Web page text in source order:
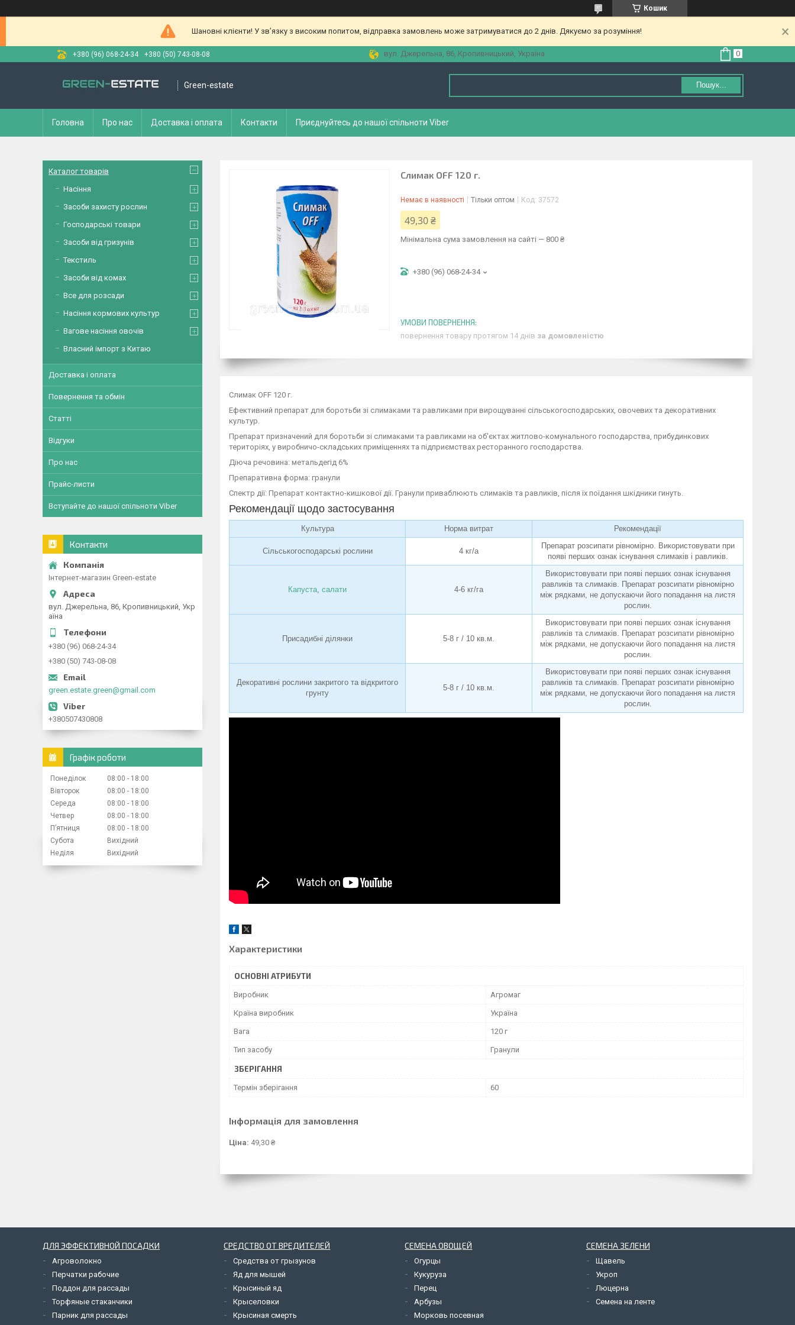
Кошик
Шановні клієнти! У зв’язку з високим попитом, відправка замовлень може затримуватися до 2 днів. Дякуємо за розуміння!
+380 (96) 068-24-34 +380 (50) 743-08-08 вул. Джерельна, 86, Кропивницький, Україна
Green-estate Пошук...
Головна Про нас Доставка і оплата Контакти Приєднуйтесь до нашої спільноти Viber
Слимак OFF 120 г.
Немає в наявності Тільки оптом Код: 37572
49,30 ₴
Мінімальна сума замовлення на сайті — 800 ₴
+380 (96) 068-24-34
повернення товару протягом 14 днів за домовленістю
Слимак OFF 120 г.
Ефективний препарат для боротьби зі слимаками та равликами при вирощуванні сільськогосподарських, овочевих та декоративних
культур.
Препарат призначений для боротьби зі слимаками та равликами на об'єктах житлово-комунального господарства, прибудинкових
територіях, у виробничо-складських приміщеннях та підприємствах ресторанного господарства.
Діюча речовина: метальдегід 6%
Препаративна форма: гранули
Спектр дії: Препарат контактно-кишкової дії. Гранули приваблюють слимаків та равликів, після їх поїдання шкідники гинуть.
Рекомендації щодо застосування
Культура Норма витрат Рекомендації
Сільськогосподарські рослини 4 кг/а
Препарат розсипати рівномірно. Використовувати при
появі перших ознак існування слимаків і равликів.
Капуста салати 4-6 кг/га
Використовувати при появі перших ознак існування
равликів та слимаків. Препарат розсипати рівномірно
між рядками, не допускаючи його попадання на листя
рослин.
Присадибні ділянки 5-8 г / 10 кв.м.
Використовувати при появі перших ознак існування
равликів та слимаків. Препарат розсипати рівномірно
між рядками, не допускаючи його попадання на листя
рослин.
Декоративні рослини закритого та відкритого
грунту
5-8 г / 10 кв.м.
Використовувати при появі перших ознак існування
равликів та слимаків. Препарат розсипати рівномірно
між рядками, не допускаючи його попадання на листя
рослин.
Характеристики
ОСНОВНІ АТРИБУТИ
Виробник Агромаг
Країна виробник Україна
Вага 120 г
Тип засобу Гранули
ЗБЕРІГАННЯ
Термін зберігання 60
Інформація для замовлення
Ціна: 49,30 ₴
Каталог товарів
Насіння
Засоби захисту рослин
Господарські товари
Засоби від гризунів
Текстиль
Засоби від комах
Все для розсади
Насіння кормових культур
Вагове насіння овочів
Власний імпорт з Китаю
Доставка і оплата
Повернення та обмін
Статті
Відгуки
Про нас
Прайс-листи
Вступайте до нашої спільноти Viber
Контакти
Інтернет-магазин Green-estate
вул. Джерельна, 86, Кропивницький, Укр
аїна
+380 (96) 068-24-34
+380 (50) 743-08-08
green.estate.green@gmail.com
+380507430808
Графік роботи
Понеділок 08:00
18:00
Вівторок
08:00
18:00
Середа
08:00
18:00
Четвер
08:00
18:00
Пʼятниця
08:00
18:00
Субота
Вихідний
Неділя
Вихідний
ДЛЯ ЭФФЕКТИВНОЙ ПОСАДКИ
Агроволокно
Перчатки рабочие
Поддон для рассады
Торфяные стаканчики
Парник для рассады
СРЕДСТВО ОТ ВРЕДИТЕЛЕЙ
Средства от грызунов
Яд для мышей
Крысиный яд
Крыселовки
Крысиная смерть
СЕМЕНА ОВОЩЕЙ
Огурцы
Кукуруза
Перец
Арбузы
Морковь посевная
СЕМЕНА ЗЕЛЕНИ
Щавель
Укроп
Люцерна
Семена на ленте